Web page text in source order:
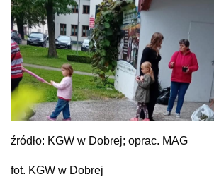
źródło: KGW w Dobrej; oprac. MAG
fot. KGW w Dobrej